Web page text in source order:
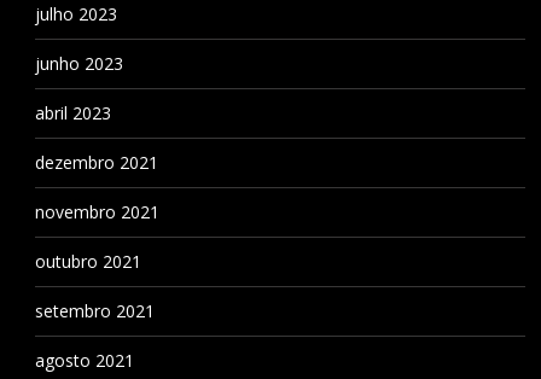
julho 2023
junho 2023
abril 2023
dezembro 2021
novembro 2021
outubro 2021
setembro 2021
agosto 2021